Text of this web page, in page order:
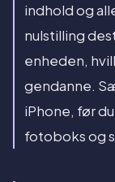
indhold og
nulstilling
enheden,
gendanne.
iPhone, før
fotoboks og